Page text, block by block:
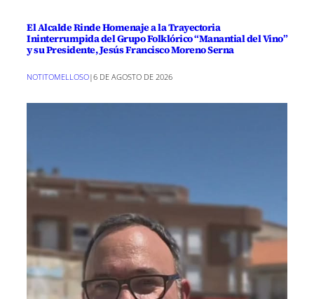
El Alcalde Rinde Homenaje a la Trayectoria
Ininterrumpida del Grupo Folklórico “Manantial del Vino”
y su Presidente, Jesús Francisco Moreno Serna
NOTITOMELLOSO|6 DE AGOSTO DE 2026